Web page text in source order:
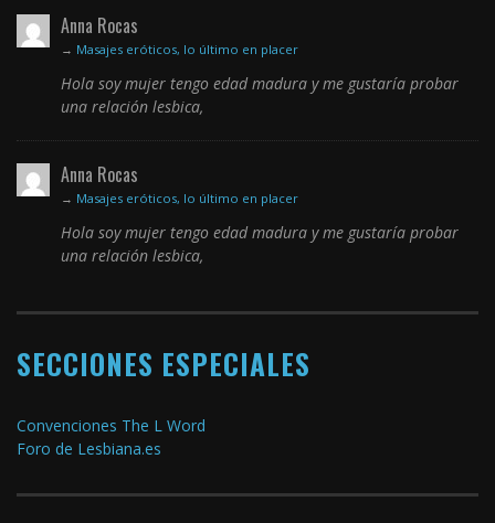
Anna Rocas
→ Masajes eróticos, lo último en placer
Hola soy mujer tengo edad madura y me gustaría probar
una relación lesbica,
Anna Rocas
→ Masajes eróticos, lo último en placer
Hola soy mujer tengo edad madura y me gustaría probar
una relación lesbica,
SECCIONES ESPECIALES
Convenciones The L Word
Foro de Lesbiana.es